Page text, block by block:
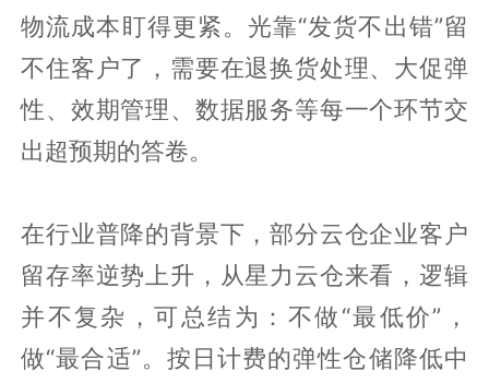
物流成本盯得更紧。光靠“发货不出错”留
不住客户了，需要在退换货处理、大促弹
性、效期管理、数据服务等每一个环节交
出超预期的答卷。
在行业普降的背景下，部分云仓企业客户
留存率逆势上升，从星力云仓来看，逻辑
并不复杂，可总结为：不做“最低价”，
做“最合适”。按日计费的弹性仓储降低中